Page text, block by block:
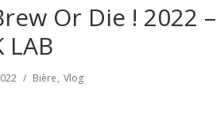
Or Die ! 2022 –
LAB
Bière Vlog